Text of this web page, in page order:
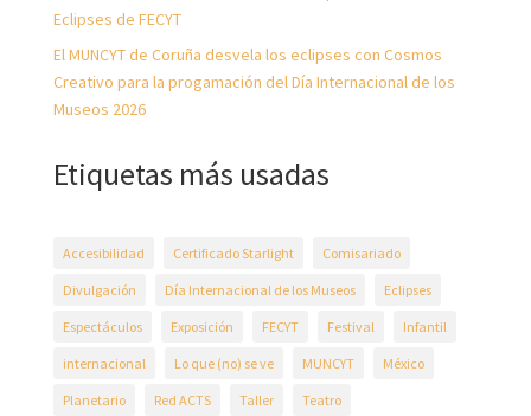
Eclipses de FECYT
El MUNCYT de Coruña desvela los eclipses con Cosmos
Creativo para la progamación del Día Internacional de los
Museos 2026
Etiquetas más usadas
Accesibilidad Certificado Starlight Comisariado
Divulgación Día Internacional de los Museos Eclipses
Espectáculos Exposición FECYT Festival Infantil
internacional Lo que (no) se ve MUNCYT México
Planetario Red ACTS Taller Teatro